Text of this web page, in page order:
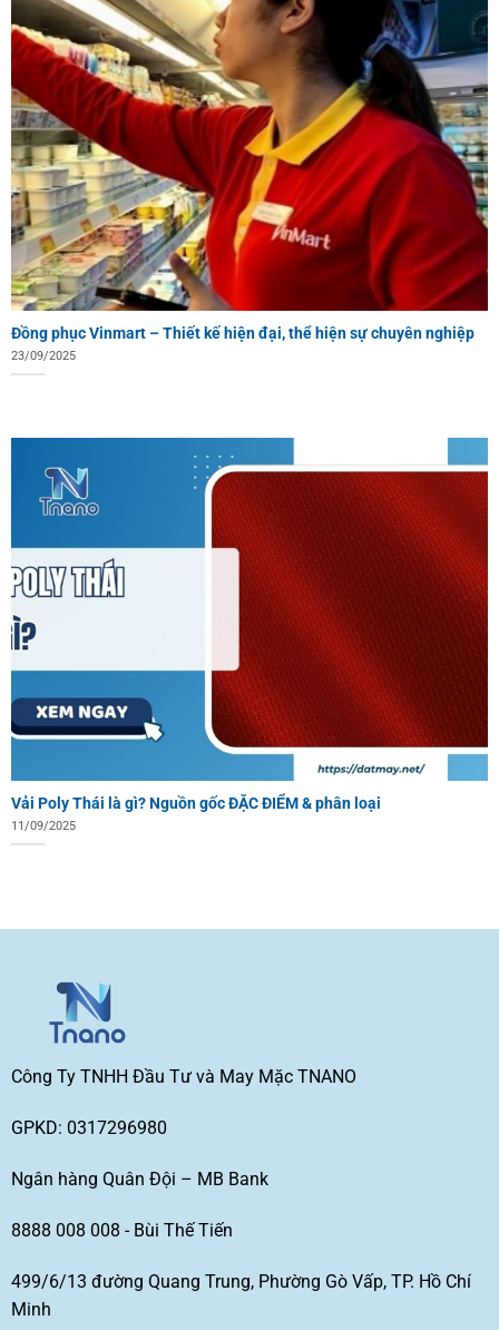
Đồng phục Vinmart – Thiết kế hiện đại, thể hiện sự chuyên nghiệp
23/09/2025
Vải Poly Thái là gì? Nguồn gốc ĐẶC ĐIỂM & phân loại
11/09/2025
Công Ty TNHH Đầu Tư và May Mặc TNANO
GPKD: 0317296980
Ngân hàng Quân Đội – MB Bank
8888 008 008 - Bùi Thế Tiến
499/6/13 đường Quang Trung, Phường Gò Vấp, TP. Hồ Chí
Minh